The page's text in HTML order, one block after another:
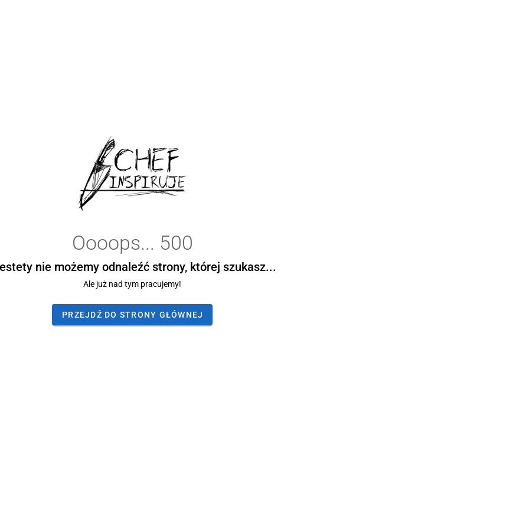
Oooops... 500
nie możemy odnaleźć strony, której szukasz...
Ale już nad tym pracujemy!
PRZEJDŹ DO STRONY GŁÓWNEJ